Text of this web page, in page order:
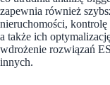
zapewnia również
nieruchomości,
a także ich
wdrożenie rozwiązań
innych.